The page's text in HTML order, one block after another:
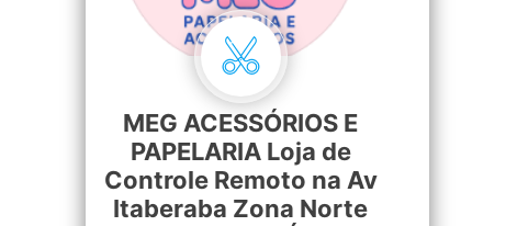
MEG ACESSÓRIOS E
PAPELARIA Loja de
Controle Remoto na Av
Itaberaba Zona Norte